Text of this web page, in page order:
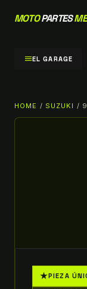
MOTOPARTES
menuEL GARAGE
HOME / SUZUKI /
★PIEZA